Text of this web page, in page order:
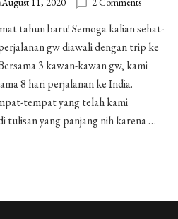
Trip
2020
tahun baru! Semoga kalian sehat-
gw diawali dengan trip ke
3 kawan-kawan gw, kami
8 hari perjalanan ke India.
tempat yang telah kami
tulisan yang panjang nih karena …